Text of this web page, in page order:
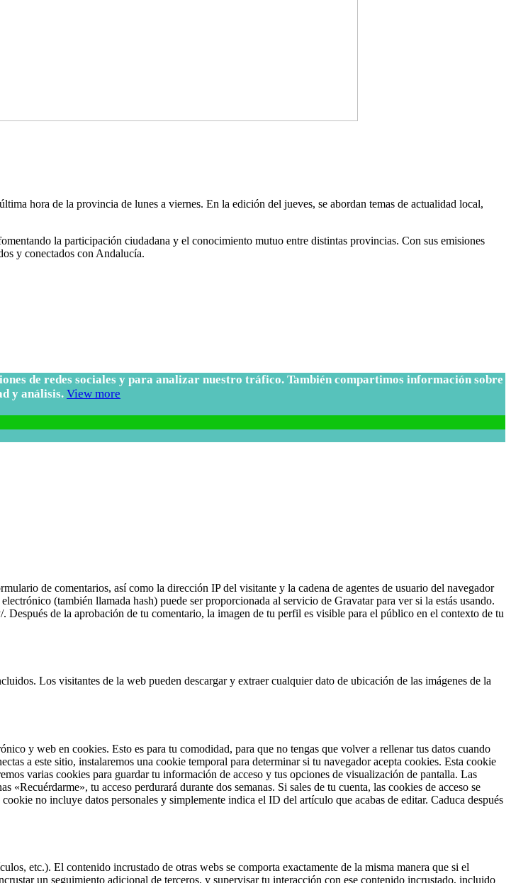
hora de la provincia de lunes a viernes. En la edición del jueves, se abordan temas de actualidad local,
la participación ciudadana y el conocimiento mutuo entre distintas provincias. Con sus emisiones
y conectados con Andalucía.
de redes sociales y para analizar nuestro tráfico. También compartimos información sobre
y análisis. View more
de comentarios, así como la dirección IP del visitante y la cadena de agentes de usuario del navegador
(también llamada hash) puede ser proporcionada al servicio de Gravatar para ver si la estás usando.
de la aprobación de tu comentario, la imagen de tu perfil es visible para el público en el contexto de tu
Los visitantes de la web pueden descargar y extraer cualquier dato de ubicación de las imágenes de la
y web en cookies. Esto es para tu comodidad, para que no tengas que volver a rellenar tus datos cuando
a este sitio, instalaremos una cookie temporal para determinar si tu navegador acepta cookies. Esta cookie
varias cookies para guardar tu información de acceso y tus opciones de visualización de pantalla. Las
tu acceso perdurará durante dos semanas. Si sales de tu cuenta, las cookies de acceso se
no incluye datos personales y simplemente indica el ID del artículo que acabas de editar. Caduca después
etc.). El contenido incrustado de otras webs se comporta exactamente de la misma manera que si el
un seguimiento adicional de terceros, y supervisar tu interacción con ese contenido incrustado, incluido